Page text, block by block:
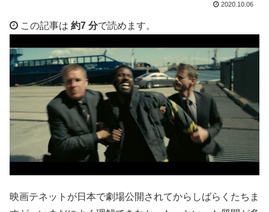
2020.10.06
この記事は 約7 分で読めます。
映画テネットが日本で劇場公開されてからしばらくたちま